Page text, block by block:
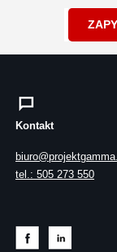
Kontakt
tel.: 505 273 550